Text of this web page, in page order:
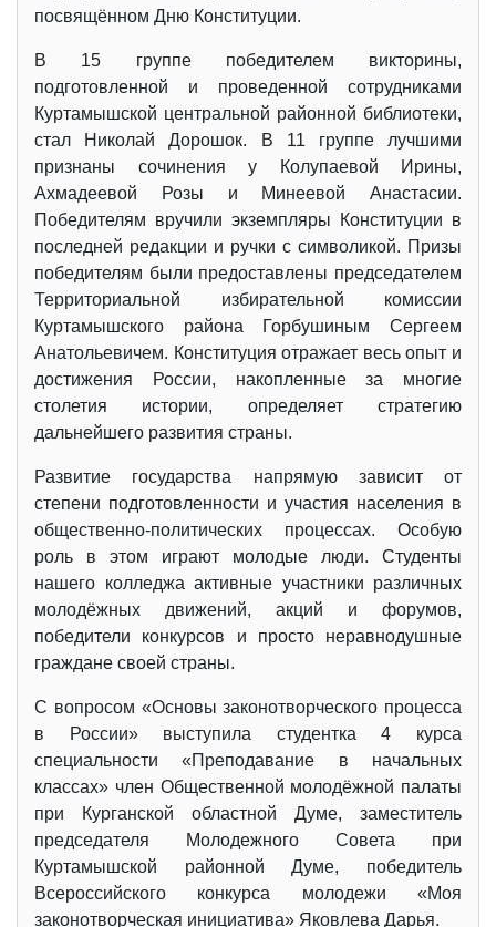
посвящённом Дню Конституции.
В 15 группе победителем викторины,
подготовленной и проведенной сотрудниками
Куртамышской центральной районной библиотеки,
стал Николай Дорошок. В 11 группе лучшими
признаны сочинения у Колупаевой Ирины,
Ахмадеевой Розы и Минеевой Анастасии.
Победителям вручили экземпляры Конституции в
последней редакции и ручки с символикой. Призы
победителям были предоставлены председателем
Территориальной избирательной комиссии
Куртамышского района Горбушиным Сергеем
Анатольевичем. Конституция отражает весь опыт и
достижения России, накопленные за многие
столетия истории, определяет стратегию
дальнейшего развития страны.
Развитие государства напрямую зависит от
степени подготовленности и участия населения в
общественно-политических процессах. Особую
роль в этом играют молодые люди. Студенты
нашего колледжа активные участники различных
молодёжных движений, акций и форумов,
победители конкурсов и просто неравнодушные
граждане своей страны.
С вопросом «Основы законотворческого процесса
в России» выступила студентка 4 курса
специальности «Преподавание в начальных
классах» член Общественной молодёжной палаты
при Курганской областной Думе, заместитель
председателя Молодежного Совета при
Куртамышской районной Думе, победитель
Всероссийского конкурса молодежи «Моя
законотворческая инициатива» Яковлева Дарья.